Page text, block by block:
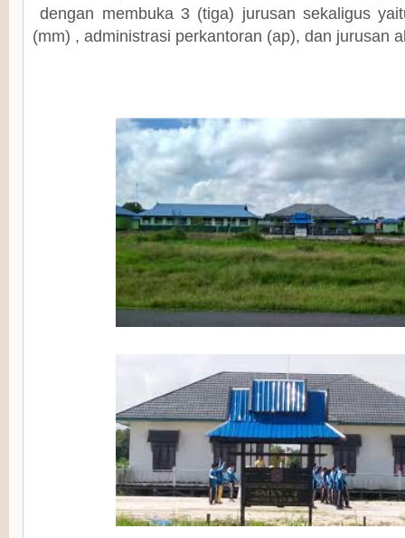
dengan membuka 3 (tiga) jurusan sekaligus
(mm) , administrasi perkantoran (ap), dan jurusan